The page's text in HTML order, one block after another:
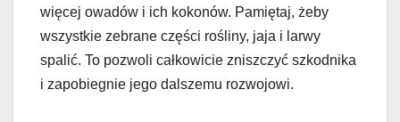
więcej owadów i ich kokonów. Pamiętaj, żeby
wszystkie zebrane części rośliny, jaja i larwy
spalić. To pozwoli całkowicie zniszczyć szkodnika
i zapobiegnie jego dalszemu rozwojowi.